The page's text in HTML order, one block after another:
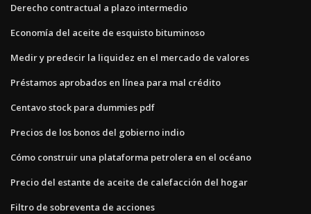
Derecho contractual a plazo intermedio
Economía del aceite de esquisto bituminoso
Medir y predecir la liquidez en el mercado de valores
Préstamos aprobados en línea para mal crédito
Centavo stock para dummies pdf
Precios de los bonos del gobierno indio
Cómo construir una plataforma petrolera en el océano
Precio del estante de aceite de calefacción del hogar
Filtro de sobreventa de acciones